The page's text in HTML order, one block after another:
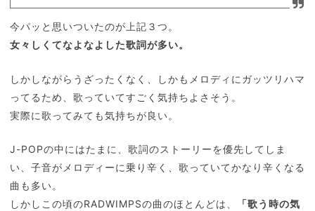
今パッと思いついたのが上記３つ。
女々しくてなよなよした歌詞が多い。
しかしながらうざったくなく、しかもメロディにガッツリハマ
ってるため、歌っていてすごく気持ちよさそう。
実際に歌ってみても気持ちが良い。
J-POPの中にはたまに、歌詞のストーリーを優先してしま
い、子音がメロディーに乗り辛く、歌っていてかなり辛くなる
曲も多い。
しかしこの頃のRADWIMPSの曲のほとんどは、
「歌う時の気